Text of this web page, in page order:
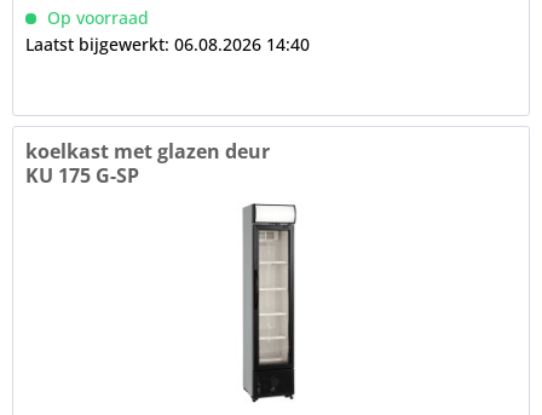
Op voorraad
Laatst bijgewerkt: 06.08.2026 14:40
koelkast met glazen deur
KU 175 G-SP